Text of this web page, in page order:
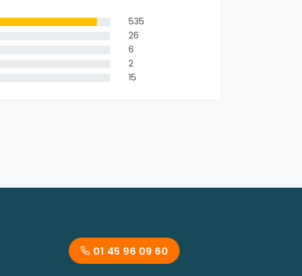
535
26
6
2
15
01 45 96 09 60